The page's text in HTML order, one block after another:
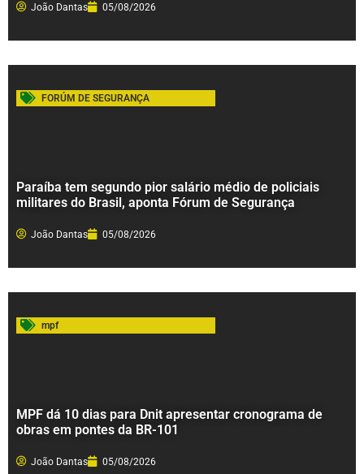
João Dantas 05/08/2026
FORÚM DE SEGURANÇA
Paraíba tem segundo pior salário médio de policiais
militares do Brasil, aponta Fórum de Segurança
João Dantas 05/08/2026
mpf
MPF dá 10 dias para Dnit apresentar cronograma de
obras em pontes da BR-101
João Dantas 05/08/2026